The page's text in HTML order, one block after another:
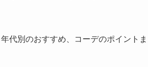
代別のおすすめ、コーデのポイントま